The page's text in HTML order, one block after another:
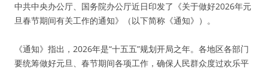
中共中央办公厅、国务院办公厅近日印发了《关于做好2026年元
旦春节期间有关工作的通知》（以下简称《通知》）。
《通知》指出，2026年是“十五五”规划开局之年。各地区各部门
要统筹做好元旦、春节期间各项工作，确保人民群众度过欢乐平